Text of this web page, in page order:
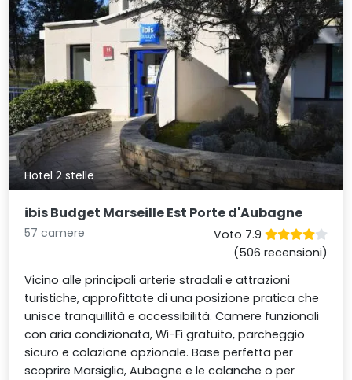
Hotel 2 stelle
ibis Budget Marseille Est Porte d'Aubagne
57 camere
Voto 7.9
(506 recensioni)
Vicino alle principali arterie stradali e attrazioni
turistiche, approfittate di una posizione pratica che
unisce tranquillità e accessibilità. Camere funzionali
con aria condizionata, Wi-Fi gratuito, parcheggio
sicuro e colazione opzionale. Base perfetta per
scoprire Marsiglia, Aubagne e le calanche o per